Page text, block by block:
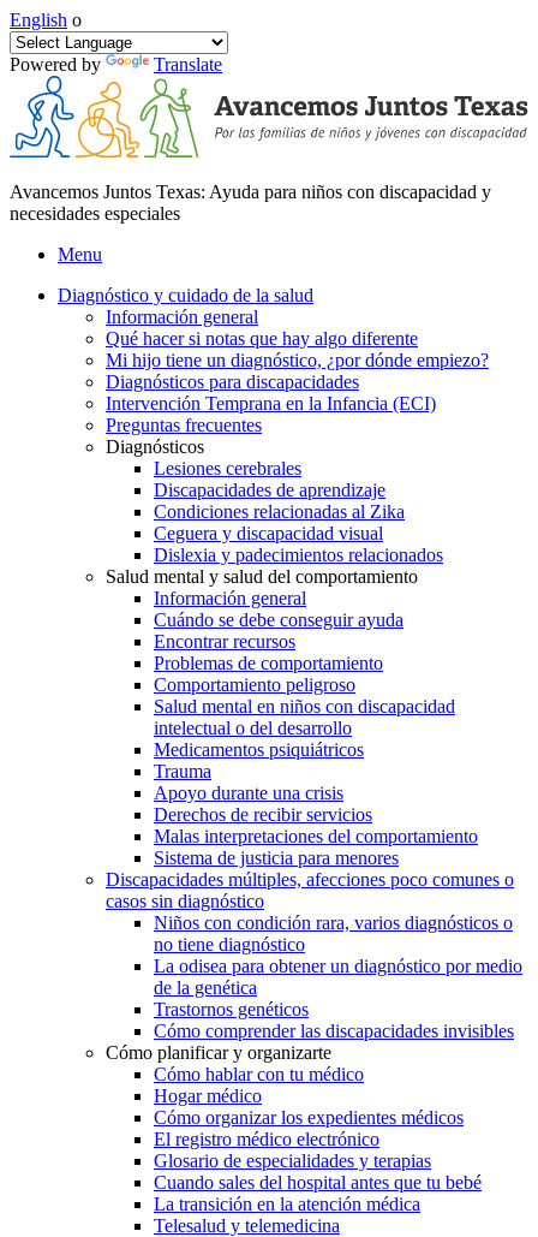
English o
Powered by Translate
Avancemos Juntos Texas: Ayuda para niños con discapacidad y
necesidades especiales
Menu
Diagnóstico y cuidado de la salud
Información general
Qué hacer si notas que hay algo diferente
Mi hijo tiene un diagnóstico, ¿por dónde empiezo?
Diagnósticos para discapacidades
Intervención Temprana en la Infancia (ECI)
Preguntas frecuentes
Diagnósticos
Lesiones cerebrales
Discapacidades de aprendizaje
Condiciones relacionadas al Zika
Ceguera y discapacidad visual
Dislexia y padecimientos relacionados
Salud mental y salud del comportamiento
Información general
Cuándo se debe conseguir ayuda
Encontrar recursos
Problemas de comportamiento
Comportamiento peligroso
Salud mental en niños con discapacidad
intelectual o del desarrollo
Medicamentos psiquiátricos
Trauma
Apoyo durante una crisis
Derechos de recibir servicios
Malas interpretaciones del comportamiento
Sistema de justicia para menores
Discapacidades múltiples, afecciones poco comunes o
casos sin diagnóstico
Niños con condición rara, varios diagnósticos o
no tiene diagnóstico
La odisea para obtener un diagnóstico por medio
de la genética
Trastornos genéticos
Cómo comprender las discapacidades invisibles
Cómo planificar y organizarte
Cómo hablar con tu médico
Hogar médico
Cómo organizar los expedientes médicos
El registro médico electrónico
Glosario de especialidades y terapias
Cuando sales del hospital antes que tu bebé
La transición en la atención médica
Telesalud y telemedicina